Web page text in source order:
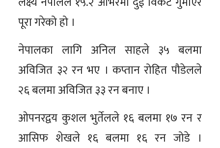
पूरा गरेको हो ।
नेपालका लागि अनिल साहले ३५ बलमा
अविजित ३२ रन भए । कप्तान रोहित पौडेलले
२६ बलमा अविजित ३३ रन बनाए ।
ओपनरद्वय कुशल भुर्तेलले १६ बलमा १७ रन र
आसिफ शेखले १६ बलमा १६ रन जोडे ।